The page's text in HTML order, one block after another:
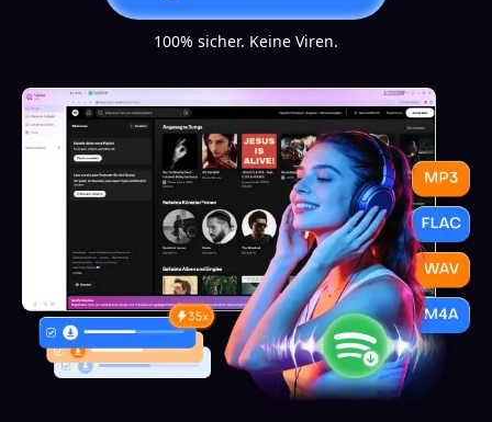
100% sicher. Keine Viren.